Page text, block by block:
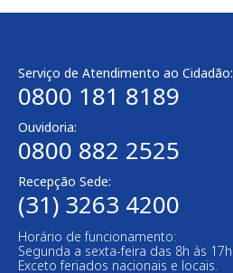
Serviço de Atendimento ao Cidadão:
0800 181 8189
Ouvidoria:
0800 882 2525
Recepção Sede:
(31) 3263 4200
Horário de funcionamento:
Segunda a sexta-feira das 8h às 17h
Exceto feriados nacionais e locais.